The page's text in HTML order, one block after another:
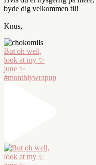
byde dig velkommen til!
Knus,
But oh well,
look at my ✨
june ✨
#monthlywrapup